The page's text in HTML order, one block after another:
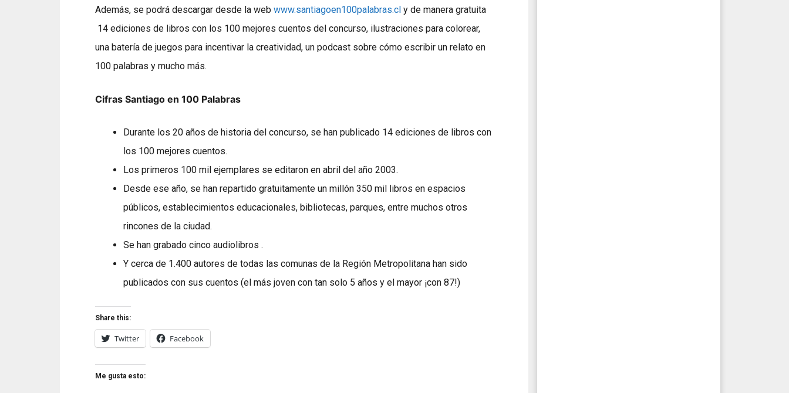
Además, se podrá descargar desde la web www.santiagoen100palabras.cl y de manera gratuita
14 ediciones de libros con los 100 mejores cuentos del concurso, ilustraciones para colorear,
una batería de juegos para incentivar la creatividad, un podcast sobre cómo escribir un relato en
100 palabras y mucho más.
Cifras Santiago en 100 Palabras
Durante los 20 años de historia del concurso, se han publicado 14 ediciones de libros con
los 100 mejores cuentos.
Los primeros 100 mil ejemplares se editaron en abril del año 2003.
Desde ese año, se han repartido gratuitamente un millón 350 mil libros en espacios
públicos, establecimientos educacionales, bibliotecas, parques, entre muchos otros
rincones de la ciudad.
Se han grabado cinco audiolibros .
Y cerca de 1.400 autores de todas las comunas de la Región Metropolitana han sido
publicados con sus cuentos (el más joven con tan solo 5 años y el mayor ¡con 87!)
Share this:
Twitter Facebook
Me gusta esto: